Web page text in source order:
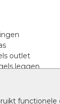
functionele
outlet
leggen